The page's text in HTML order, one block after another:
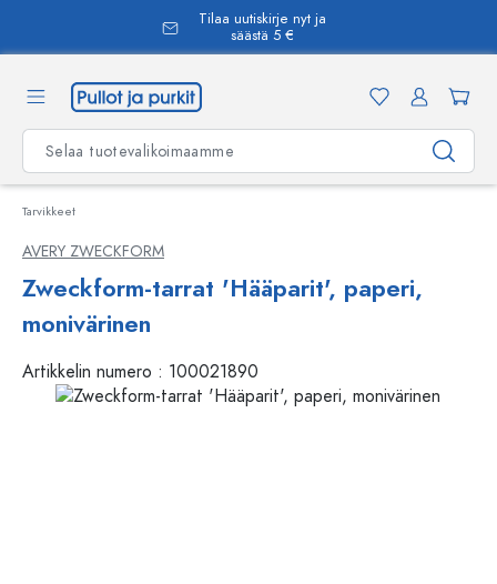
Tilaa uutiskirje nyt ja
säästä 5 €
Tarvikkeet
AVERY ZWECKFORM
Zweckform-tarrat 'Hääparit', paperi,
monivärinen
Artikkelin numero : 100021890